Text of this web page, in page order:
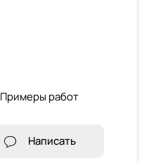
Примеры работ
Написать